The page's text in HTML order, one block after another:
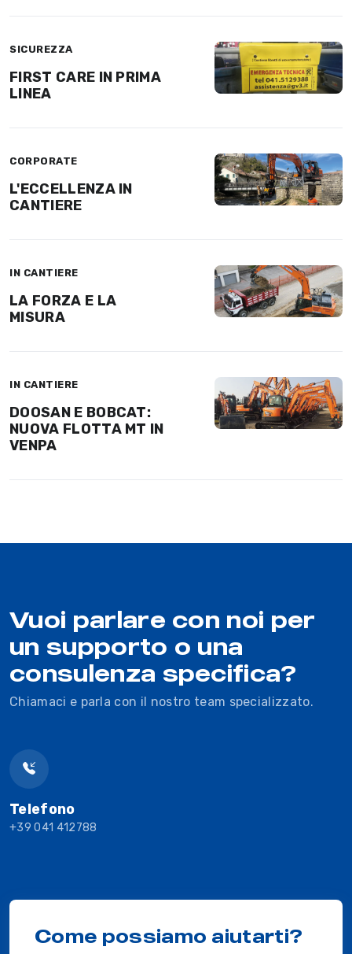
SICUREZZA
FIRST CARE IN PRIMA
LINEA
CORPORATE
L'ECCELLENZA IN
CANTIERE
IN CANTIERE
LA FORZA E LA
MISURA
IN CANTIERE
DOOSAN E BOBCAT:
NUOVA FLOTTA MT IN
VENPA
Vuoi parlare con noi per
un supporto o una
consulenza specifica?
Chiamaci e parla con il nostro team specializzato.
Telefono
+39 041 412788
Come possiamo aiutarti?